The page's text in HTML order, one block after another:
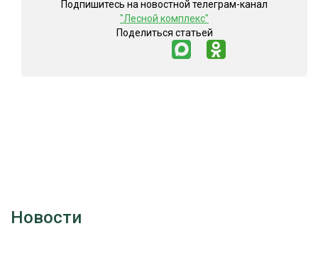
Подпишитесь на новостной телеграм-канал
"Лесной комплекс"
Поделиться статьей
Новости